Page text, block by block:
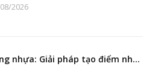
2026
Hộp lam sóng nhựa: Giải pháp tạo điểm nhấn nội thất hiện đại, bền đẹp